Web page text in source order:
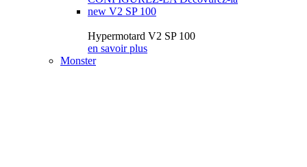
new V2 SP 100
Hypermotard V2 SP 100
en savoir plus
Monster